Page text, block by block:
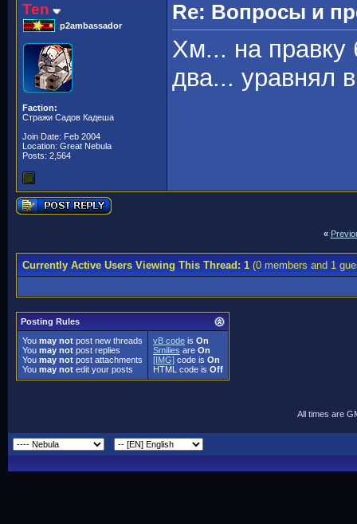
Ten
p2ambassador
Faction:
Стражи Садов Кадеша
Join Date: Feb 2004
Location: Great Nebula
Posts: 2,564
Re: Вопросы и
Хм... на правку
два... уравнял
«
Currently Active Users Viewing This Thread: 1(0 members and 1
Posting Rules
You may not post new threads
You may not post replies
You may not post attachments
You may not edit your posts
vB code is On
Smilies are On
[IMG] code is On
HTML code is Off
All times are